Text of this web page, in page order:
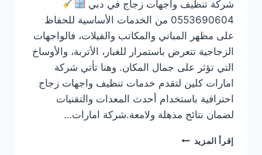
شركة تنظيف واجهات زجاج في دبي
0553690604 من الخدمات الأساسية للحفاظ
على مظهر المباني والمكاتب والفيلات، فالواجهات
الزجاجية تتعرض باستمرار للغبار، الأتربة، والأوساخ
التي تؤثر على جمال المكان. وهنا تأتي شركة
امارات كلين لتقدم خدمات تنظيف واجهات زجاج
احترافية باستخدام أحدث المعدات والتقنيات
لضمان نتائج مذهلة ولامعة.شركة امارات…
إقرأ المزيد شركة